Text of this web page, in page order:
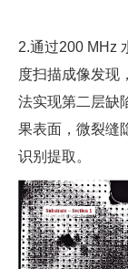
2.通过200 MHz
度扫描成像发现
法实现第二层缺
果表面，微裂缝
识别提取。